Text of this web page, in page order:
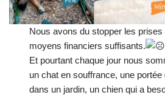
Nous avons du stopper les
moyens financiers suffisants.
Et pourtant chaque jour nous
un chat en souffrance, une
dans un jardin, un chien qui a